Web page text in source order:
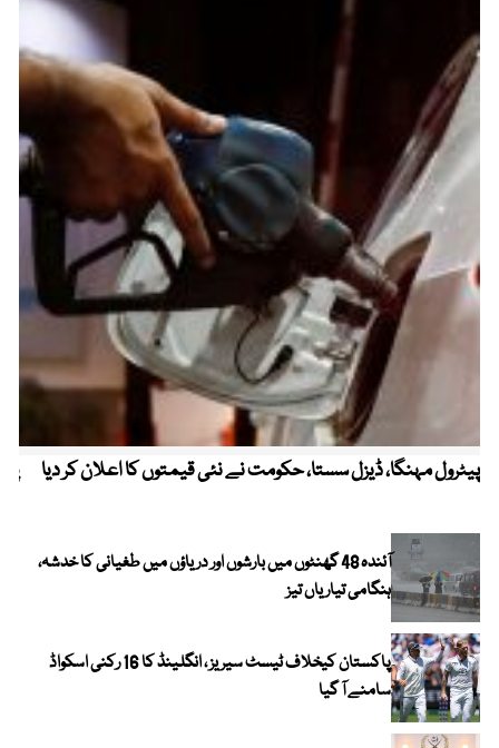
پیٹرول مہنگا، ڈیزل سستا، حکومت نے نئی قیمتوں کا اعلان کر دیا
آئندہ 48 گھنٹوں میں بارشوں اور دریاؤں میں طغیانی کا خدشہ،
ہنگامی تیاریاں تیز
پاکستان کیخلاف ٹیسٹ سیریز ، انگلینڈ کا 16 رکنی اسکواڈ
سامنے آ گیا